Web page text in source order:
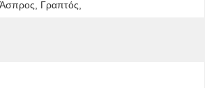
Γραπτός,